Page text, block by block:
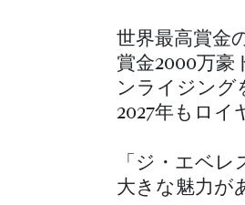
世界最高賞金
賞金2000万豪
ンライジング
2027年もロイ
「ジ・エベ
大きな魅力が